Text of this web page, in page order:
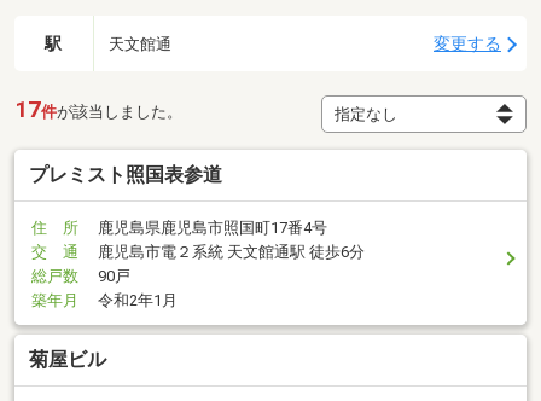
駅 天文館通 変更する
17件が該当しました。
プレミスト照国表参道
住 所
鹿児島県鹿児島市照国町17番4号
交 通
鹿児島市電２系統 天文館通駅 徒歩6分
総戸数
90戸
築年月
令和2年1月
菊屋ビル